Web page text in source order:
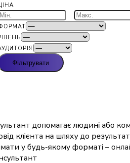
Фільтрувати
допомагає людині або
клієнта на шляху до
у будь-якому форматі –